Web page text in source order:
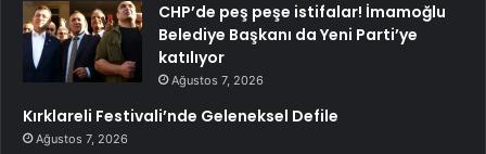
CHP’de peş peşe istifalar! İmamoğlu
Belediye Başkanı da Yeni Parti’ye
katılıyor
Ağustos 7, 2026
Kırklareli Festivali’nde Geleneksel Defile
Ağustos 7, 2026